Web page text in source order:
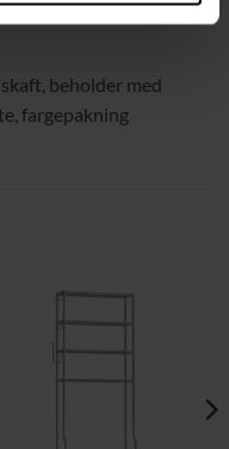
beholder med
fargepakning